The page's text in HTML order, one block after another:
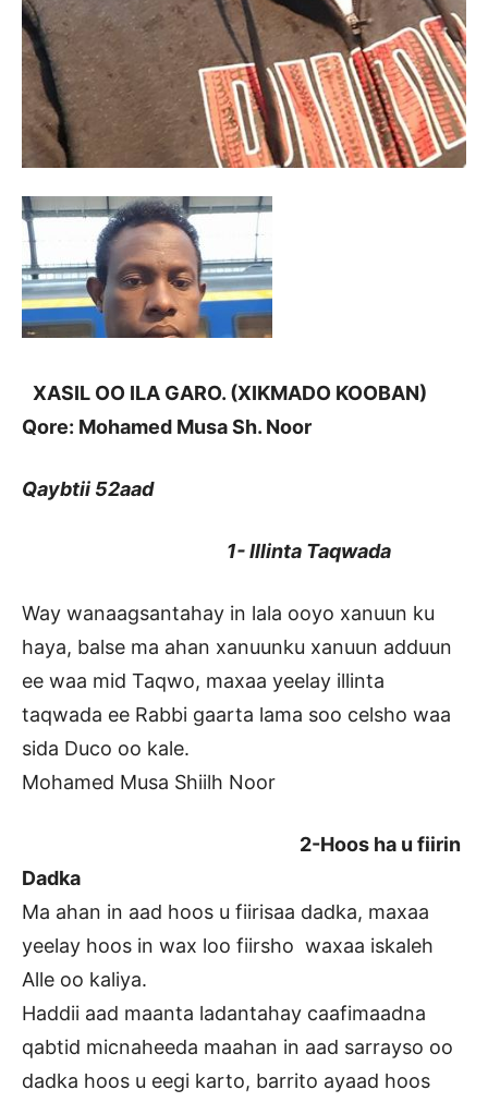
XASIL OO ILA GARO. (XIKMADO KOOBAN)
Qore: Mohamed Musa Sh. Noor
Qaybtii 52aad
1- Illinta Taqwada
Way wanaagsantahay in lala ooyo xanuun ku
haya, balse ma ahan xanuunku xanuun adduun
ee waa mid Taqwo, maxaa yeelay illinta
taqwada ee Rabbi gaarta lama soo celsho waa
sida Duco oo kale.
Mohamed Musa Shiilh Noor
2-Hoos ha u fiirin
Dadka
Ma ahan in aad hoos u fiirisaa dadka, maxaa
yeelay hoos in wax loo fiirsho waxaa iskaleh
Alle oo kaliya.
Haddii aad maanta ladantahay caafimaadna
qabtid micnaheeda maahan in aad sarrayso oo
dadka hoos u eegi karto, barrito ayaad hoos